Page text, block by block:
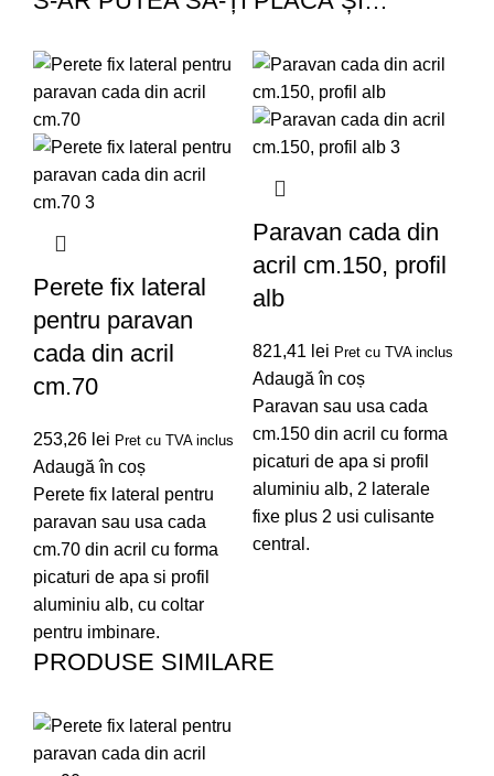
Perete fix lateral
pentru paravan
cada din acril
cm.70
253,26 lei Pret cu TVA inclus
Adaugă în coș
Perete fix lateral pentru
paravan sau usa cada
cm.70 din acril cu forma
picaturi de apa si profil
aluminiu alb, cu coltar
pentru imbinare.
Paravan cada din
acril cm.150, profil
alb
821,41 lei Pret cu TVA inclus
Adaugă în coș
Paravan sau usa cada
cm.150 din acril cu forma
picaturi de apa si profil
aluminiu alb, 2 laterale
fixe plus 2 usi culisante
central.
PRODUSE SIMILARE